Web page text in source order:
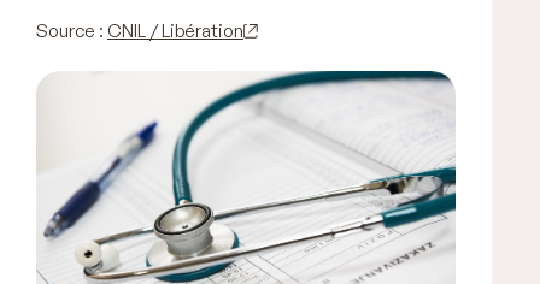
Source : CNIL / Libération